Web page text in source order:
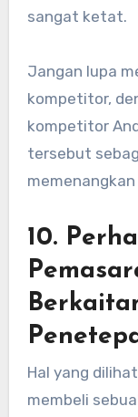
sangat ketat.
Jangan lupa
kompetitor,
kompetitor
tersebut
10.
Hal yang
membeli